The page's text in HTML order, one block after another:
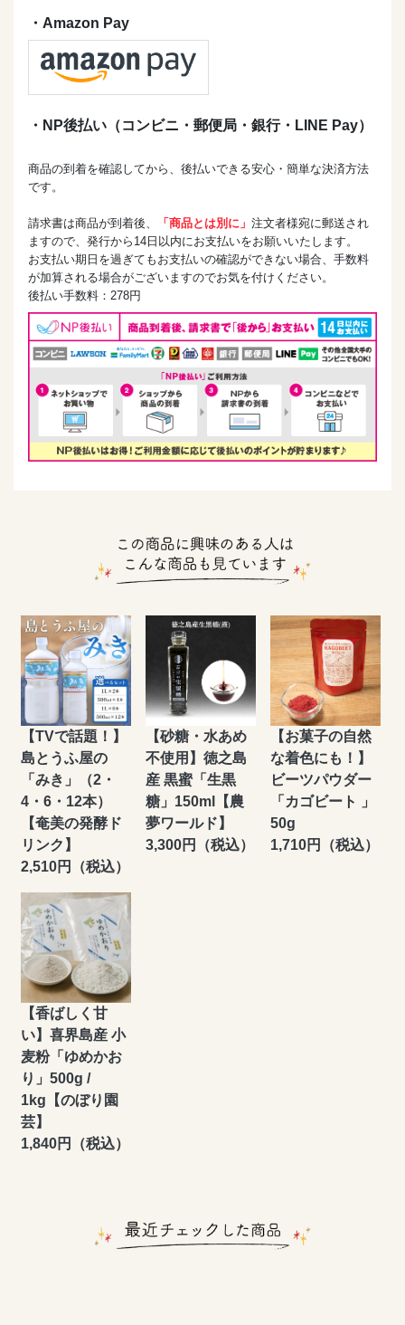
・Amazon Pay
・NP後払い（コンビニ・郵便局・銀行・LINE Pay）
商品の到着を確認してから、後払いできる安心・簡単な決済方法
です。
請求書は商品が到着後、 「商品とは別に」 注文者様宛に郵送され
ますので、発行から14日以内にお支払いをお願いいたします。
お支払い期日を過ぎてもお支払いの確認ができない場合、手数料
が加算される場合がございますのでお気を付けください。
後払い手数料：278円
【TVで話題！】
島とうふ屋の
「みき」（2・
4・6・12本）
【奄美の発酵ド
リンク】
2,510円（税込）
【砂糖・水あめ
不使用】徳之島
産 黒蜜「生黒
糖」150ml【農
夢ワールド】
3,300円（税込）
【お菓子の自然
な着色にも！】
ビーツパウダー
「カゴビート 」
50g
1,710円（税込）
【香ばしく甘
い】喜界島産 小
麦粉「ゆめかお
り」500g /
1kg【のぼり園
芸】
1,840円（税込）